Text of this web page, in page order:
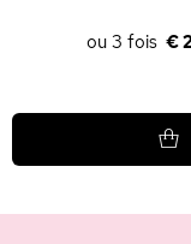
€